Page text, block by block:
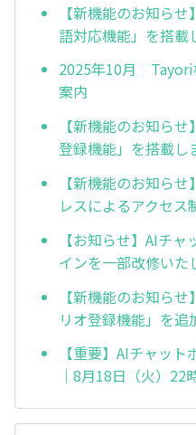
【新機能のお知ら
語対応機能」を搭載
2025年10月 Tayori
案内
【新機能のお知ら
登録機能」を搭載し
【新機能のお知ら
レスによるアクセス
【お知らせ】AIチ
インを一部改修いた
【新機能のお知ら
リオ登録機能」を追
【重要】AIチャッ
｜8月18日（火）22